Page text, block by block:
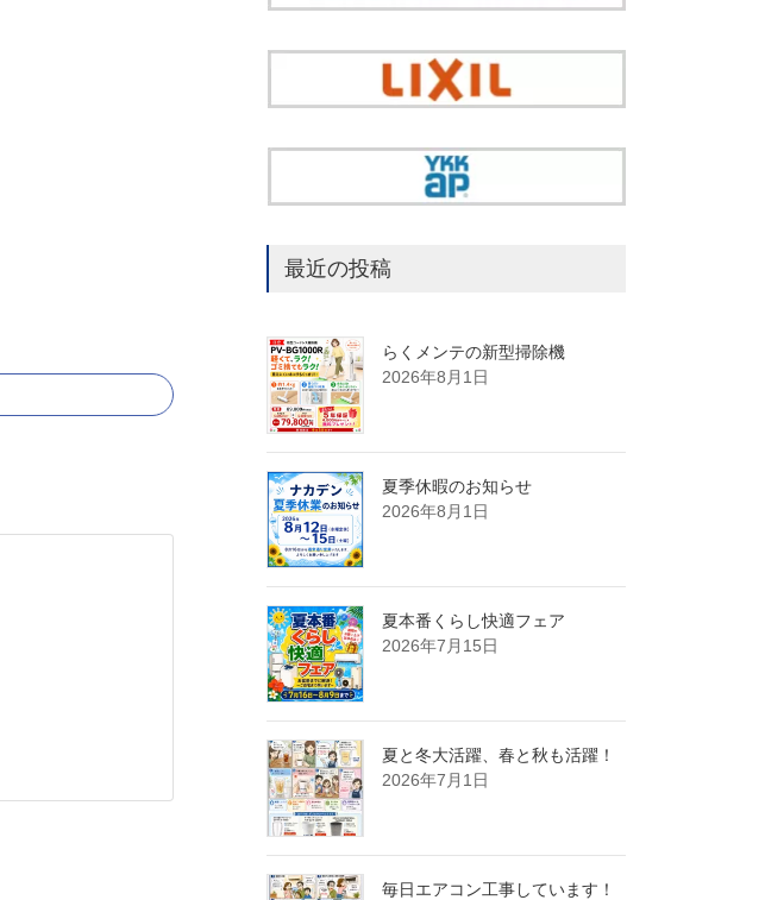
最近の投稿
らくメンテの新型掃除機
2026年8月1日
夏季休暇のお知らせ
2026年8月1日
夏本番くらし快適フェア
2026年7月15日
夏と冬大活躍、春と秋も活躍！
2026年7月1日
毎日エアコン工事しています！